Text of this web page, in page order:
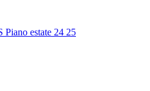
Piano estate 24 25